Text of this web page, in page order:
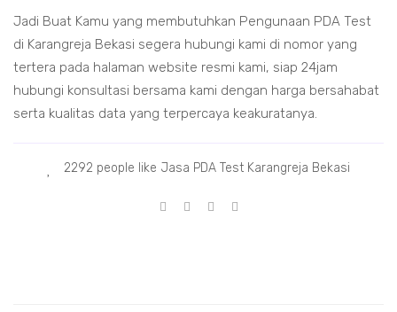
Jadi Buat Kamu yang membutuhkan Pengunaan PDA Test
di Karangreja Bekasi segera hubungi kami di nomor yang
tertera pada halaman website resmi kami, siap 24jam
hubungi konsultasi bersama kami dengan harga bersahabat
serta kualitas data yang terpercaya keakuratanya.
2292 people like Jasa PDA Test Karangreja Bekasi